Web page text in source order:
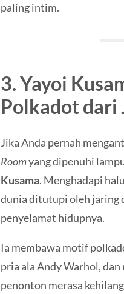
paling intim.
3. Yayoi
Polkadot dari
Jika Anda pernah
Roomyang dipenuhi
Kusama. Menghadapi
dunia ditutupi oleh jaring
penyelamat hidupnya.
Ia membawa motif
pria ala Andy Warhol,
penonton merasa